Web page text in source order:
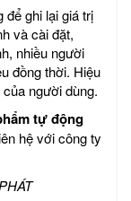
để ghi lại giá trị
và cài đặt,
nhiều người
đồng thời. Hiệu
người dùng.
tự động
hệ với công ty